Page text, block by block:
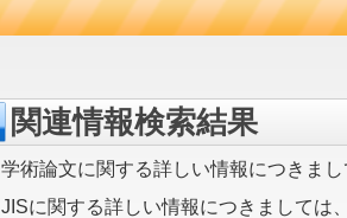
関連情報検索結果
学術論文に関する詳しい情報につきまし
JISに関する詳しい情報につきましては、